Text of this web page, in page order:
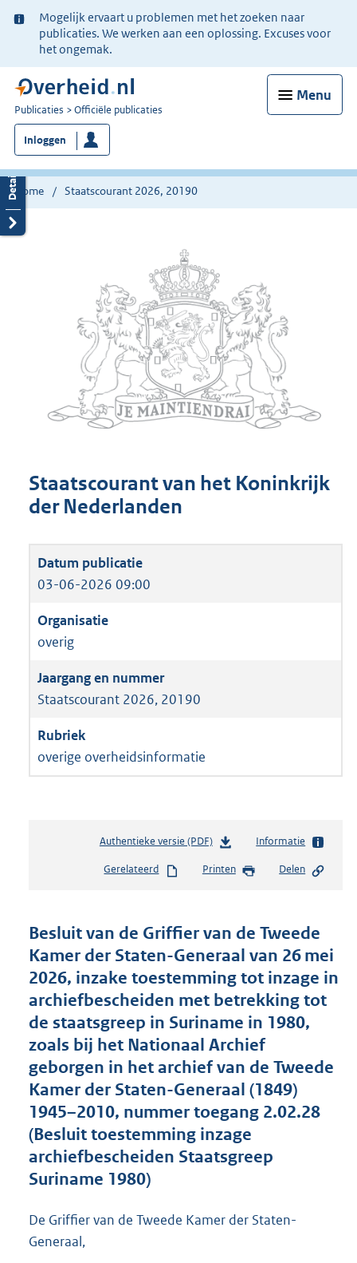
Ter
informatie:
Mogelijk ervaart u problemen met het zoeken naar
publicaties. We werken aan een oplossing. Excuses voor
het ongemak.
Menu
U
bent
nu
hier:
Publicaties Officiële publicaties
Inloggen
Home Staatscourant 2026, 20190
Staatscourant van het Koninkrijk
der Nederlanden
03-06-2026 09:00
overig
Staatscourant 2026, 20190
overige overheidsinformatie
Authentieke versie (PDF)b
s
d
s
g
r
o
o
t
t
:
1
5
K
Informatie
Gerelateerd Printen Delen
Besluit van de Griffier van de Tweede
Kamer der Staten-Generaal van 26 mei
2026, inzake toestemming tot inzage in
archiefbescheiden met betrekking tot
de staatsgreep in Suriname in 1980,
zoals bij het Nationaal Archief
geborgen in het archief van de Tweede
Kamer der Staten-Generaal (1849)
1945–2010, nummer toegang 2.02.28
(Besluit toestemming inzage
archiefbescheiden Staatsgreep
Suriname 1980)
De Griffier van de Tweede Kamer der Staten-
Generaal,